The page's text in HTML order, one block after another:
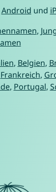
Android und
,
, Belgien,
Frankreich,
, Portugal,